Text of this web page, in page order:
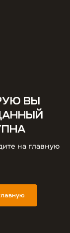
ВЫ
на главную